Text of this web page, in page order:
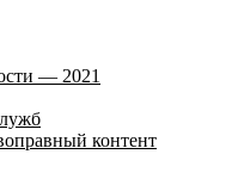
— 2021
контент